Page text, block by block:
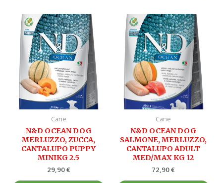
Cane
N&D OCEAN DOG
MERLUZZO, ZUCCA,
CANTALUPO PUPPY
MINIKG 2.5
29,90€
Cane
N&D OCEAN DOG
SALMONE, MERLUZZO,
CANTALUPO ADULT
MED/MAX KG 12
72,90€